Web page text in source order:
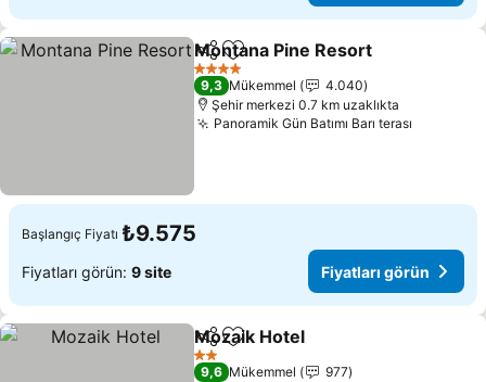
PaylaşFavorilerime ekle
Montana Pine Resort
4 Yıldız
9,3 Mükemmel
4.040
Şehir merkezi 0.7 km uzaklıkta
Panoramik Gün Batımı Barı terası
Başlangıç Fiyatı ₺9.575
Fiyatları görün: 9 site Fiyatları görün
PaylaşFavorilerime ekle
Mozaik Hotel
2 Yıldız
9,6 Mükemmel
977